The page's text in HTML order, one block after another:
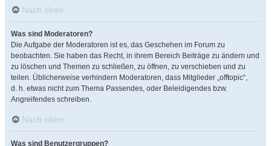
Nach oben
Was sind Moderatoren?
Die Aufgabe der Moderatoren ist es, das Geschehen im Forum zu
beobachten. Sie haben das Recht, in ihrem Bereich Beiträge zu ändern und
zu löschen und Themen zu schließen, zu öffnen, zu verschieben und zu
teilen. Üblicherweise verhindern Moderatoren, dass Mitglieder „offtopic“,
d. h. etwas nicht zum Thema Passendes, oder Beleidigendes bzw.
Angreifendes schreiben.
Nach oben
Was sind Benutzergruppen?